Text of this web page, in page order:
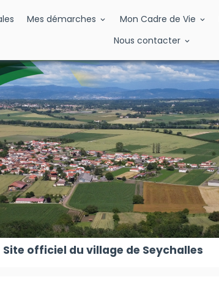
Mes démarches Mon Cadre de Vie
Nous contacter
Site officiel du village de Seychalles